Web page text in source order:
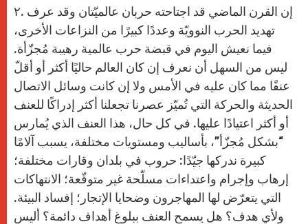
۲. إن القرن الماضي قد اجتاحته حربان عالميّتان وقد عرف
تهديد الحرب النوويّة وعددًا كبيرًا من النزاعات الأخرى،
فيما نعيش اليوم في قبضة حرب عالمية رهيبة مُجزّأة.
ليس من السهل أن نعرف إن كان العالم حاليًا أكثر أو أقلّ
عنفًا مما كان عليه في الأمس ولا إن كانت وسائل الاتصال
الحديثة والحركة التي تُميّز عصرنا تجعلنا أكثر إدراكًا للعنف
أو أكثر اعتيادًا عليها. في كل حال، هذا العنف الذي يُمارس
“بشكل مُجزّأ”، بأساليب ومستويات مختلفة، يسبب آلامًا
كبيرة ندركها جيّدًا: حروب في بلدان وقارات مختلفة؛
إرهاب وإجرام واعتداءات مسلّحة غير متوقّعة؛ الانتهاكات
التي يتعرّض لها المهاجرون وضحايا الإتجار؛ إفساد البيئة.
ولأي هدف؟ هل يسمح العنف ببلوغ أهداف دائمة؟ أليس